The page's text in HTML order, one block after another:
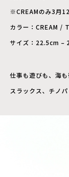
※CREAMのみ3月
カラー：CREAM /
サイズ：22.5cm –
仕事も遊びも、海
スラックス、チノ